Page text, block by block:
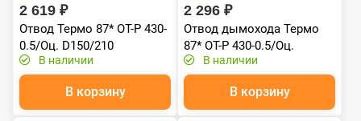
2 619 ₽
Отвод Термо 87* ОТ-Р 430-
0.5/Оц. D150/210
В наличии
В корзину
2 296 ₽
Отвод дымохода Термо
87* ОТ-Р 430-0.5/Оц.
D120/180 из
нержавеющей стали
двухконтурный с
тепловой изоляцией,
В наличии
В корзину
Хит продаж Хит продаж